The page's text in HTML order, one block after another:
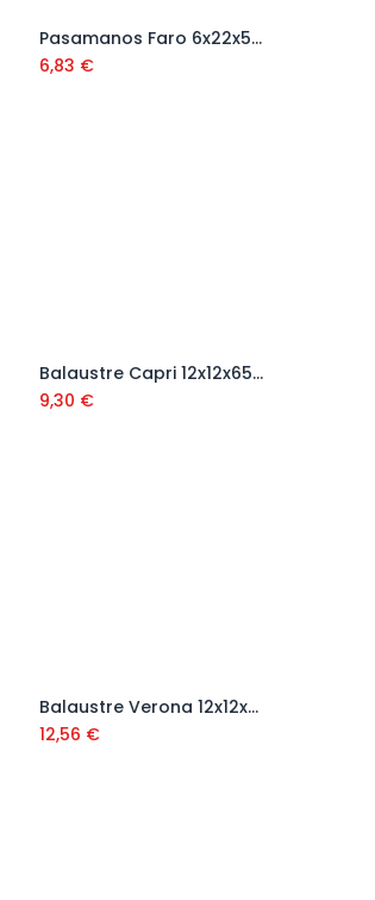
Añadir al carrito
Pasamanos Faro 6x22x50 cm
6,83 €
Añadir al carrito
Balaustre Capri 12x12x65 cm
9,30 €
Añadir al carrito
Balaustre Verona 12x12x50 cm
12,56 €